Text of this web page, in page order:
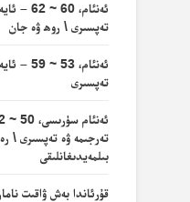
ئەنئام،
تەپسىرى \ روھ ۋە جان
ئەنئام،
تەپسىرى
تەرجىمە ۋە تەپسىرى \
بىلمەيدىغانلىقى
قۇرئاندا بەش ۋاقىت